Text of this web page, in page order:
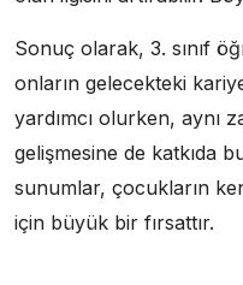
Sonuç olarak, 3. sınıf
onların gelecekteki
yardımcı olurken, aynı
gelişmesine de katkıda
sunumlar, çocukların
için büyük bir fırsattır.